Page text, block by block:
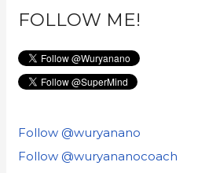
FOLLOW ME!
Follow @wuryanano
Follow @wuryananocoach